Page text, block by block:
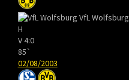
VfL Wolfsburg
H
V4:0
85`
02/08/2003